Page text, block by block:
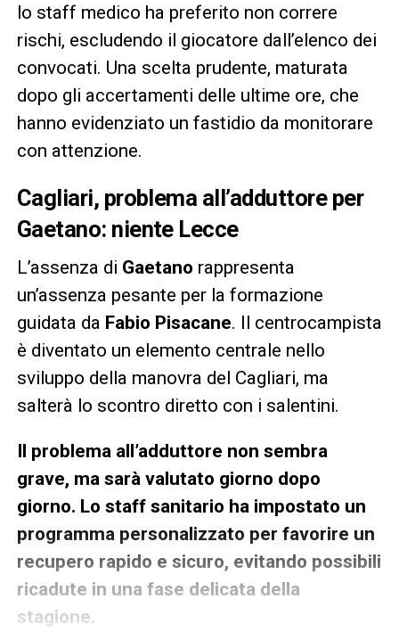
lo staff medico ha preferito non correre
rischi, escludendo il giocatore dall’elenco dei
convocati. Una scelta prudente, maturata
dopo gli accertamenti delle ultime ore, che
hanno evidenziato un fastidio da monitorare
con attenzione.
Cagliari, problema all’adduttore per
Gaetano: niente Lecce
L’assenza di Gaetano rappresenta
un’assenza pesante per la formazione
guidata da Fabio Pisacane. Il centrocampista
è diventato un elemento centrale nello
sviluppo della manovra del Cagliari, ma
salterà lo scontro diretto con i salentini.
Il problema all’adduttore non sembra
grave, ma sarà valutato giorno dopo
giorno. Lo staff sanitario ha impostato un
programma personalizzato per favorire un
recupero rapido e sicuro, evitando possibili
ricadute in una fase delicata della
stagione.